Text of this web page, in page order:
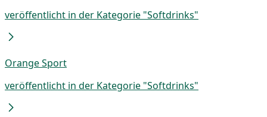
veröffentlicht in der Kategorie "Softdrinks"
Orange Sport
veröffentlicht in der Kategorie "Softdrinks"